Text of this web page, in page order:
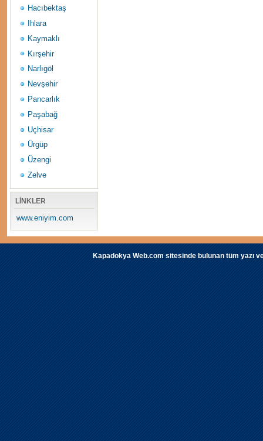
Hacıbektaş
Ihlara
Kaymaklı
Kırşehir
Narlıgöl
Nevşehir
Pancarlık
Paşabağ
Uçhisar
Ürgüp
Üzengi
Zelve
LİNKLER
www.eniyim.com
Kapadokya Web.com sitesinde bulunan tüm yazı